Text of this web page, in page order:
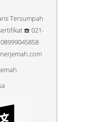
Tersumpah
☎️ 021-